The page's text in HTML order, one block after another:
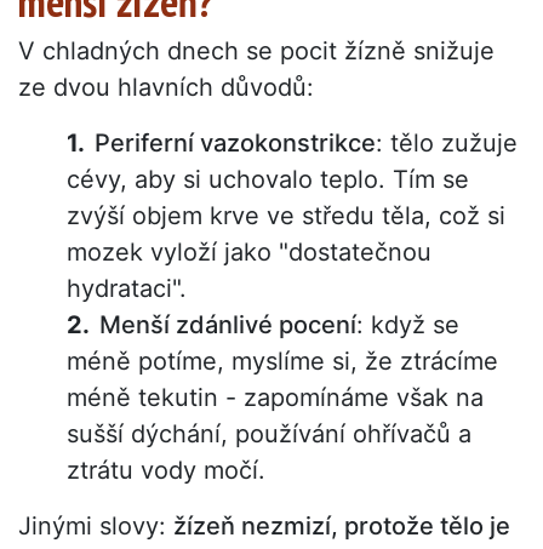
V chladných dnech se pocit žízně snižuje
ze dvou hlavních důvodů:
Periferní vazokonstrikce: tělo zužuje
cévy, aby si uchovalo teplo. Tím se
zvýší objem krve ve středu těla, což si
mozek vyloží jako "dostatečnou
hydrataci".
Menší zdánlivé pocení: když se
méně potíme, myslíme si, že ztrácíme
méně tekutin - zapomínáme však na
sušší dýchání, používání ohřívačů a
ztrátu vody močí.
Jinými slovy: žízeň nezmizí, protože tělo je